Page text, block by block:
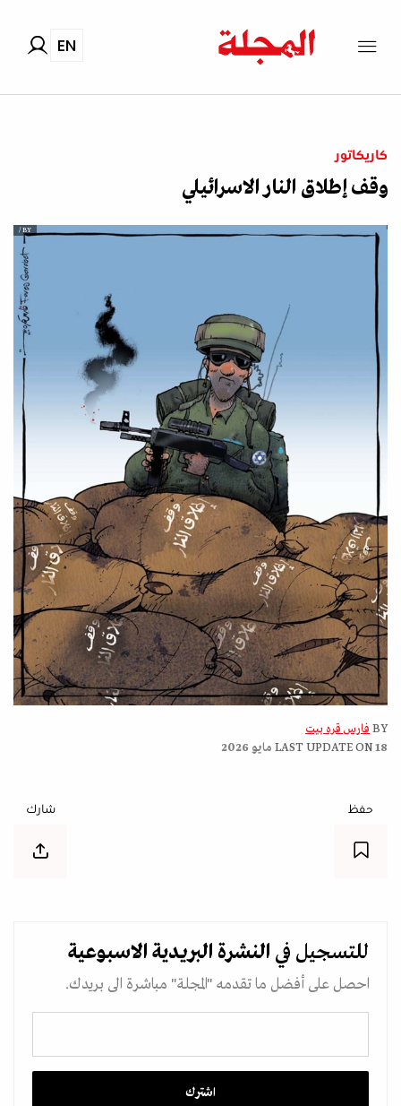
EN
كاريكاتور
وقف إطلاق النار الاسرائيلي
BY /
BY فارس قره بيت
LAST UPDATE ON18 مايو 2026
حفظ شارك
للتسجيل في النشرة البريدية الاسبوعية
احصل على أفضل ما تقدمه "المجلة" مباشرة الى بريدك.